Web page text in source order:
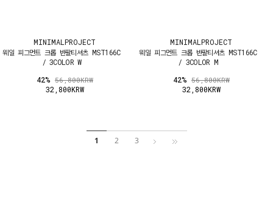
MINIMALPROJECT
웨일 피그먼트 크롭 반팔티셔츠 MST166C
/ 3COLOR W
42% 56,800KRW
32,800KRW
MINIMALPROJECT
웨일 피그먼트 크롭 반팔티셔츠 MST166C
/ 3COLOR M
42% 56,800KRW
32,800KRW
1 2 3